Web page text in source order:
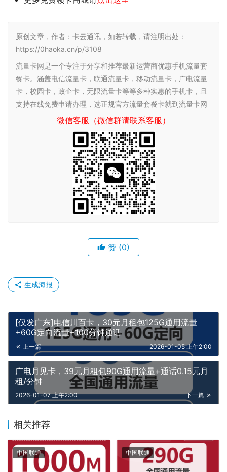
原创文章，作者：卡云通讯，如若转载，请注明出处：
https://0haoka.cn/p/3108
流量卡网是一个专注于分享和推荐最新运营商优惠手机流量套
餐卡。涵盖电信流量卡，联通流量卡，移动流量卡，广电流量
卡，校园卡，政企卡，无限流量卡等等多种实惠的手机卡，且
支持在线免费申请办理，选正规官方流量套餐卡就到流量卡网
微信客服（微信群请联系客服）
赞 (0)
生成海报
[仅发广东]电信川百卡，30元月租包125G通用流量
+60G定向流量+100分钟通话
上一篇 2026-01-05 上午2:00
广电月见卡，39元月租包90G通用流量+通话0.15元月
租/分钟
下一篇
2026-01-07 上午2:00
相关推荐
中国联通 中国联通